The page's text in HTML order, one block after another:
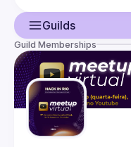
Guilds
User
Events
Guilds
Guild Memberships